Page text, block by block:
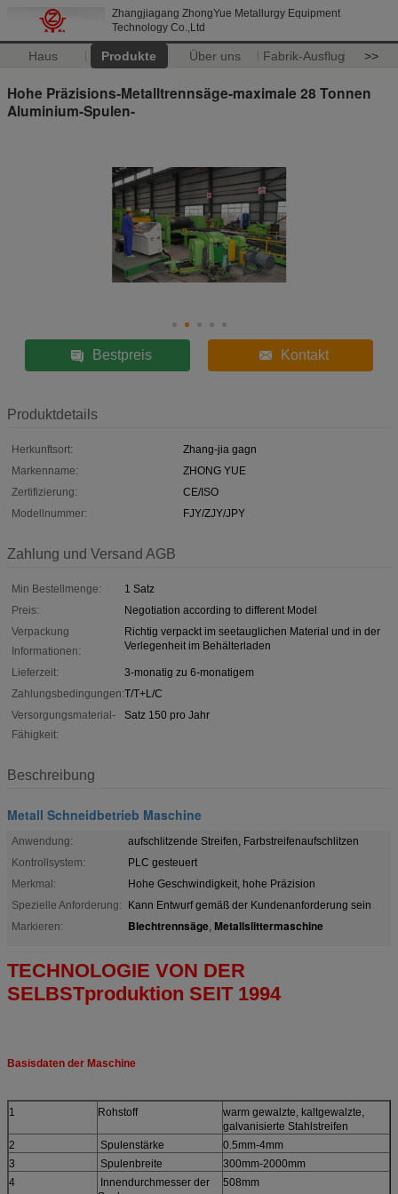
Zhangjiagang ZhongYue Metallurgy Equipment
Technology Co.,Ltd
Haus Produkte Über uns Fabrik-Ausflug >>
Hohe Präzisions-Metalltrennsäge-maximale 28 Tonnen
Aluminium-Spulen-
Bestpreis Kontakt
Produktdetails
Herkunftsort:
Zhang-jia gagn
Markenname:
ZHONG YUE
Zertifizierung:
CE/ISO
Modellnummer:
FJY/ZJY/JPY
Zahlung und Versand AGB
Min Bestellmenge:
1 Satz
Preis:
Negotiation according to different Model
Verpackung
Informationen:
Richtig verpackt im seetauglichen Material und in der
Verlegenheit im Behälterladen
Lieferzeit:
3-monatig zu 6-monatigem
Zahlungsbedingungen:T/T+L/C
Versorgungsmaterial-
Fähigkeit:
Satz 150 pro Jahr
Beschreibung
Metall Schneidbetrieb Maschine
Anwendung:
aufschlitzende Streifen, Farbstreifenaufschlitzen
Kontrollsystem:
PLC gesteuert
Merkmal:
Hohe Geschwindigkeit, hohe Präzision
Spezielle Anforderung:
Kann Entwurf gemäß der Kundenanforderung sein
Markieren:
Blechtrennsäge, Metallslittermaschine
TECHNOLOGIE VON DER
SELBSTproduktion SEIT 1994
Basisdaten der Maschine
1 Rohstoff
warm gewalzte, kaltgewalzte,
galvanisierte Stahlstreifen
2
Spulenstärke
0.5mm-4mm
3
Spulenbreite
300mm-2000mm
4
Innendurchmesser der
508mm